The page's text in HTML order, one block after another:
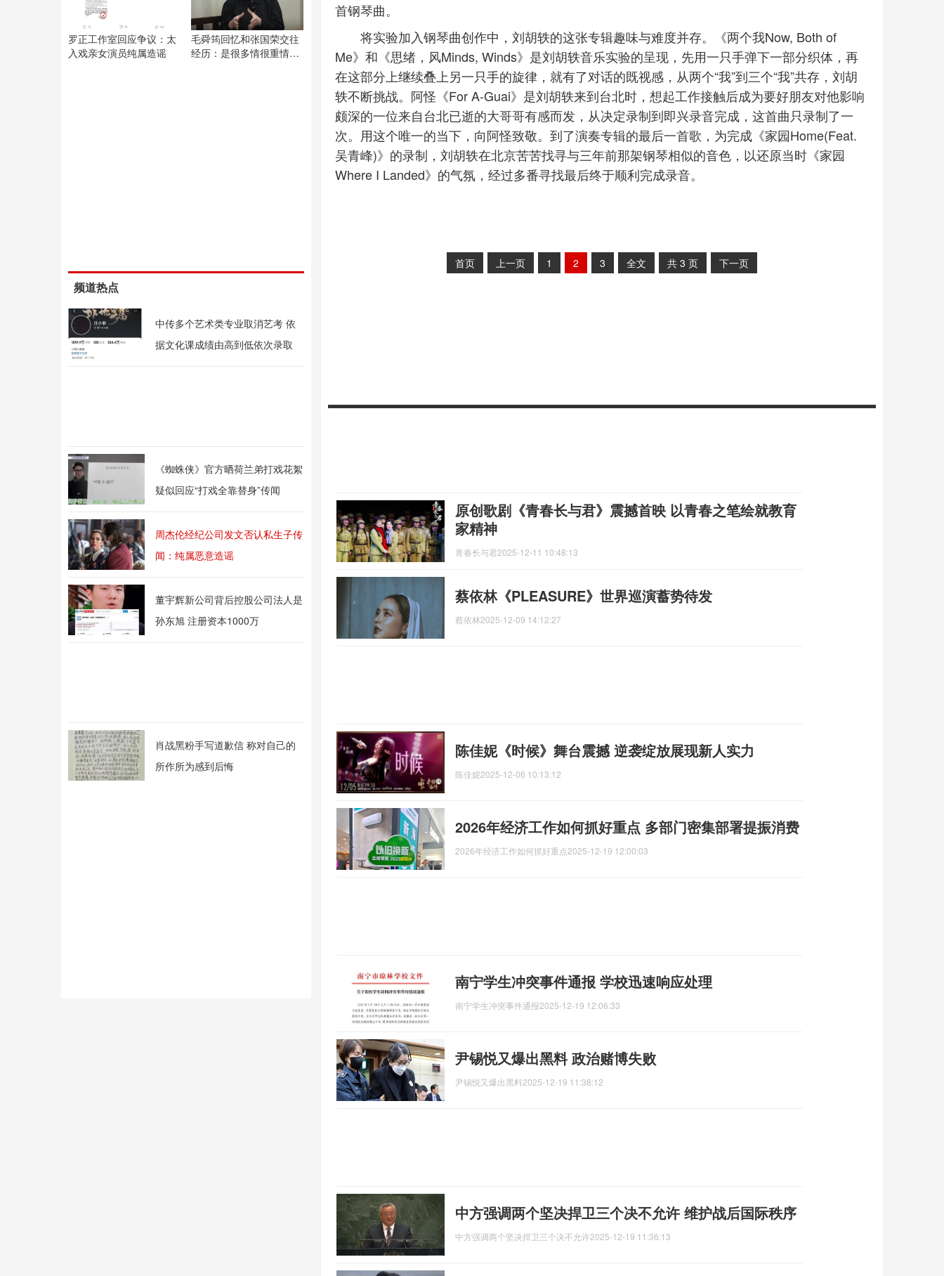
罗正工作室回应争议：太
入戏亲女演员纯属造谣
毛舜筠回忆和张国荣交往
经历：是很多情很重情的
频道热点
中传多个艺术类专业取消艺考 依
据文化课成绩由高到低依次录取
《蜘蛛侠》官方晒荷兰弟打戏花絮
疑似回应“打戏全靠替身”传闻
周杰伦经纪公司发文否认私生子传
闻：纯属恶意造谣
董宇辉新公司背后控股公司法人是
孙东旭 注册资本1000万
肖战黑粉手写道歉信 称对自己的
所作所为感到后悔
首钢琴曲。
将实验加入钢琴曲创作中，刘胡轶的这张专辑趣味与难度并存。《两个我Now, Both of
Me》和《思绪，风Minds, Winds》是刘胡轶音乐实验的呈现，先用一只手弹下一部分织体，再
在这部分上继续叠上另一只手的旋律，就有了对话的既视感，从两个“我”到三个“我”共存，刘胡
轶不断挑战。阿怪《For A-Guai》是刘胡轶来到台北时，想起工作接触后成为要好朋友对他影响
颇深的一位来自台北已逝的大哥哥有感而发，从决定录制到即兴录音完成，这首曲只录制了一
次。用这个唯一的当下，向阿怪致敬。到了演奏专辑的最后一首歌，为完成《家园Home(Feat.
吴青峰)》的录制，刘胡轶在北京苦苦找寻与三年前那架钢琴相似的音色，以还原当时《家园
Where I Landed》的气氛，经过多番寻找最后终于顺利完成录音。
首页 上一页 1 2 3 全文 共 3 页 下一页
原创歌剧《青春长与君》震撼首映 以青春之笔绘就教育
家精神
青春长与君2025-12-11 10:48:13
蔡依林《PLEASURE》世界巡演蓄势待发
蔡依林2025-12-09 14:12:27
陈佳妮《时候》舞台震撼 逆袭绽放展现新人实力
陈佳妮2025-12-06 10:13:12
2026年经济工作如何抓好重点 多部门密集部署提振消费
2026年经济工作如何抓好重点2025-12-19 12:00:03
南宁学生冲突事件通报 学校迅速响应处理
南宁学生冲突事件通报2025-12-19 12:06:33
尹锡悦又爆出黑料 政治赌博失败
尹锡悦又爆出黑料2025-12-19 11:38:12
中方强调两个坚决捍卫三个决不允许 维护战后国际秩序
中方强调两个坚决捍卫三个决不允许2025-12-19 11:36:13